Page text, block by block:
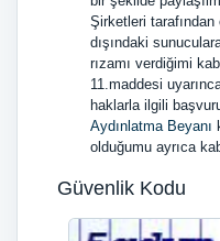
Şirketleri
dışındaki
rızamı verdiğimi
11.maddesi
haklarla ilgili
Aydınlatma Beyanı
olduğumu ayrıca
Güvenlik Kodu